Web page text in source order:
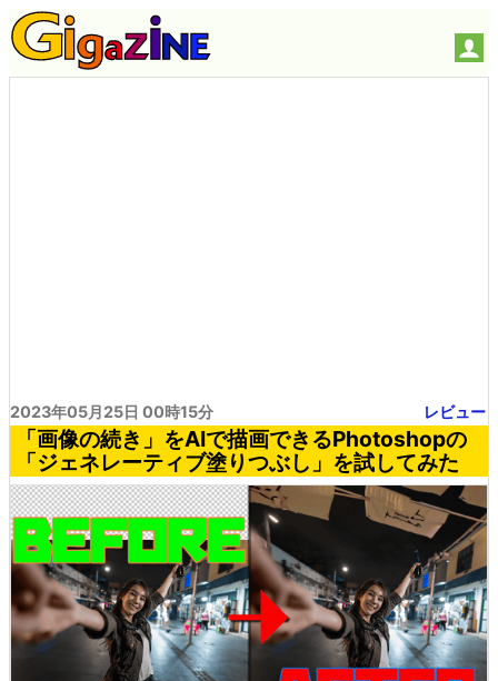
2023年05月25日 00時15分 レビュー
「画像の続き」をAIで描画できるPhotoshopの
「ジェネレーティブ塗りつぶし」を試してみた